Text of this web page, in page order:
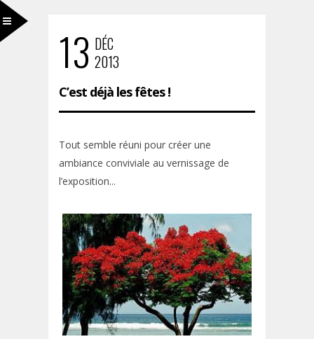
13 DÉC
2013
C’est déjà les fêtes !
Tout semble réuni pour créer une
ambiance conviviale au vernissage de
l’exposition...